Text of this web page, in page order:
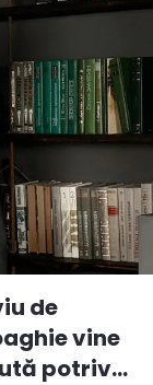
de
vine
potriv...